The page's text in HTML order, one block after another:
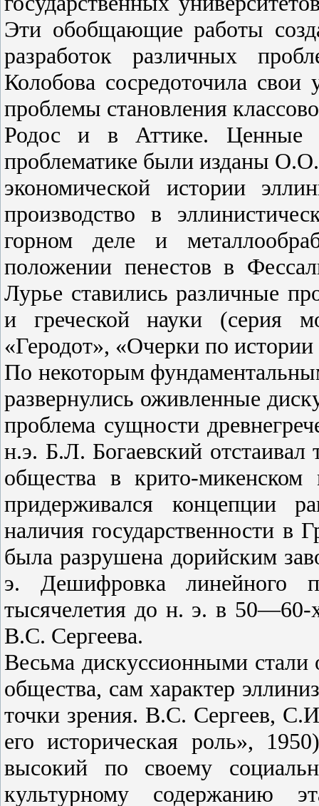
Эти обобщающие работы
разработок различных
Колобова сосредоточила
проблемы становления
Родос и в Аттике. Ценные
проблематике были изданы
экономической истории
производство в
горном деле и
положении пенестов в
Лурье ставились различные
и греческой науки (серия
«Геродот», «Очерки по
По некоторым
развернулись оживленные
проблема сущности
н.э. Б.Л. Богаевский отстаивал
общества в крито-
придерживался концепции
наличия государственности в
была разрушена дорийским
э. Дешифровка линейного
тысячелетия до н. э. в 50—60-
B.C. Сергеева.
Весьма дискуссионными стали
общества, сам характер
точки зрения. B.C. Сергеев,
его историческая роль»,
высокий по своему
культурному содержанию